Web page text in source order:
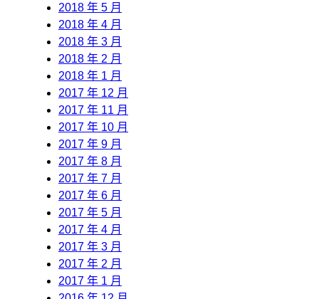
2018 年 5 月
2018 年 4 月
2018 年 3 月
2018 年 2 月
2018 年 1 月
2017 年 12 月
2017 年 11 月
2017 年 10 月
2017 年 9 月
2017 年 8 月
2017 年 7 月
2017 年 6 月
2017 年 5 月
2017 年 4 月
2017 年 3 月
2017 年 2 月
2017 年 1 月